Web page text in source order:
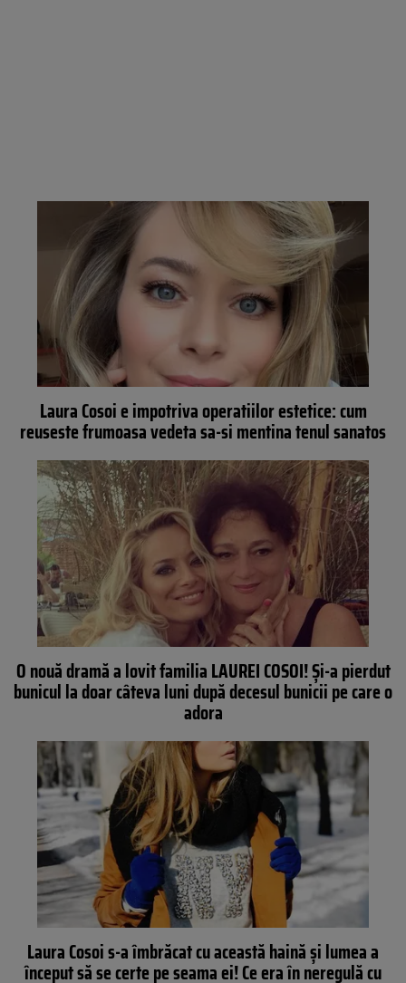
Laura Cosoi e impotriva operatiilor estetice: cum
reuseste frumoasa vedeta sa-si mentina tenul sanatos
O nouă dramă a lovit familia LAUREI COSOI! Şi-a pierdut
bunicul la doar câteva luni după decesul bunicii pe care o
adora
Laura Cosoi s-a îmbrăcat cu această haină şi lumea a
început să se certe pe seama ei! Ce era în neregulă cu